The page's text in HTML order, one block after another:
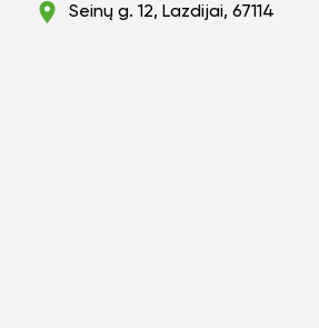
Seinų g. 12, Lazdijai, 67114